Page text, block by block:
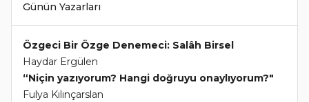
Günün Yazarları
Özgeci Bir Özge Denemeci: Salâh Birsel
Haydar Ergülen
“Niçin yazıyorum? Hangi doğruyu onaylıyorum?"
Fulya Kılınçarslan